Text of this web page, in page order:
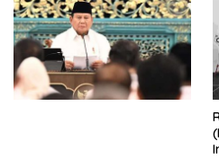
Penjajahan (Pergolakan
Ekonomi Politik Indonesia) &
Simposium Nasional “Urgensi
Undang-Undang
Perekonomian Nasional dan
Kesejahteraan Sosial dalam